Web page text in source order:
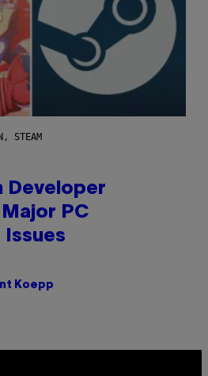
STEAM
Developer
PC
Issues
Koepp